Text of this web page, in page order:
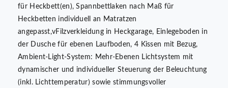
für Heckbett(en), Spannbettlaken nach Maß für
Heckbetten individuell an Matratzen
angepasst,vFilzverkleidung in Heckgarage, Einlegeboden in
der Dusche für ebenen Laufboden, 4 Kissen mit Bezug,
Ambient-Light-System: Mehr-Ebenen Lichtsystem mit
dynamischer und individueller Steuerung der Beleuchtung
(inkl. Lichttemperatur) sowie stimmungsvoller